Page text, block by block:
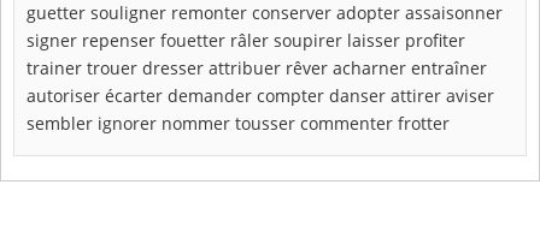
guetter souligner remonter conserver adopter assaisonner
signer repenser fouetter râler soupirer laisser profiter
trainer trouer dresser attribuer rêver acharner entraîner
autoriser écarter demander compter danser attirer aviser
sembler ignorer nommer tousser commenter frotter